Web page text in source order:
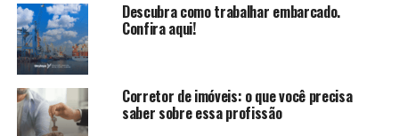
Descubra como trabalhar embarcado.
Confira aqui!
Corretor de imóveis: o que você precisa
saber sobre essa profissão